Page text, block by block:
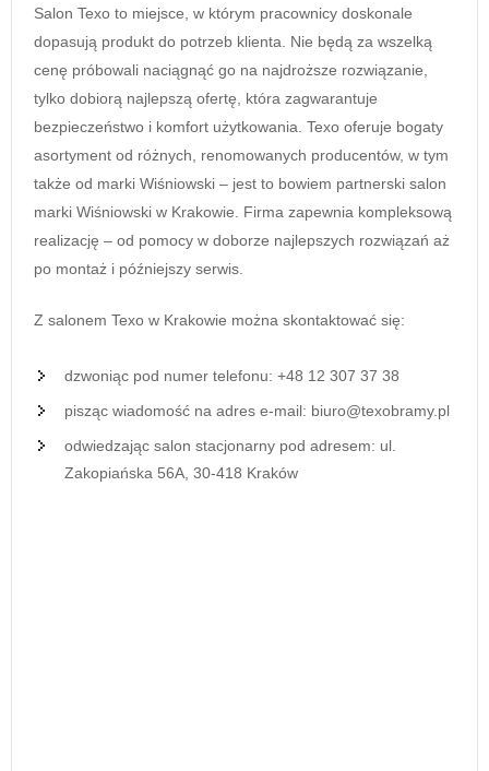
Salon Texo to miejsce, w którym pracownicy doskonale
dopasują produkt do potrzeb klienta. Nie będą za wszelką
cenę próbowali naciągnąć go na najdroższe rozwiązanie,
tylko dobiorą najlepszą ofertę, która zagwarantuje
bezpieczeństwo i komfort użytkowania. Texo oferuje bogaty
asortyment od różnych, renomowanych producentów, w tym
także od marki Wiśniowski – jest to bowiem partnerski salon
marki Wiśniowski w Krakowie. Firma zapewnia kompleksową
realizację – od pomocy w doborze najlepszych rozwiązań aż
po montaż i późniejszy serwis.
Z salonem Texo w Krakowie można skontaktować się:
dzwoniąc pod numer telefonu: +48 12 307 37 38
pisząc wiadomość na adres e-mail: biuro@texobramy.pl
odwiedzając salon stacjonarny pod adresem: ul.
Zakopiańska 56A, 30-418 Kraków